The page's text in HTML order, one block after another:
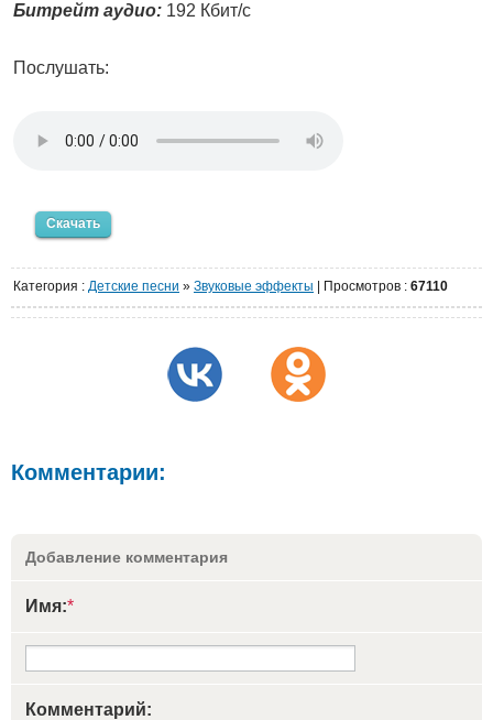
Битрейт аудио: 192 Кбит/с
Послушать:
Скачать
Категория : Детские песни » Звуковые эффекты Просмотров : 67110
Комментарии:
Добавление комментария
Имя:*
Комментарий: